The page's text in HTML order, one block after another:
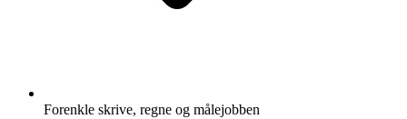
Forenkle skrive, regne og målejobben